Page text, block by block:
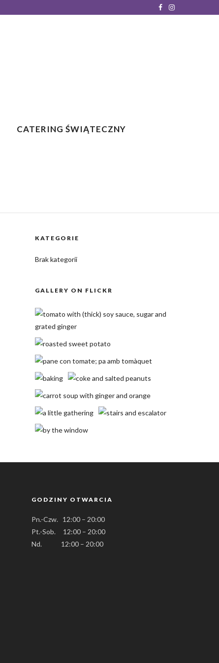
CATERING ŚWIĄTECZNY
KATEGORIE
Brak kategorii
GALLERY ON FLICKR
GODZINY OTWARCIA
Pn.-Czw. 12:00 – 20:00
Pt.-Sob. 12:00 – 20:00
Nd. 12:00 – 20:00